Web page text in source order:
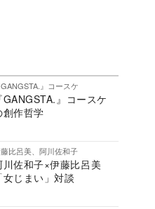
GANGSTA.』コースケ
GANGSTA.』コースケ
創作哲学
比呂美、阿川佐和子
川佐和子×伊藤比呂美
女じまい」対談